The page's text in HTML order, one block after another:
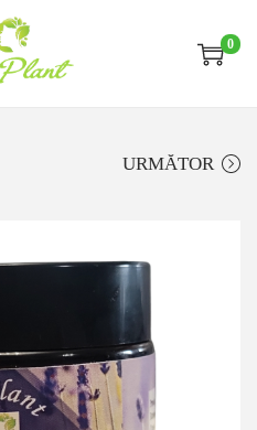
0
URMĂTOR